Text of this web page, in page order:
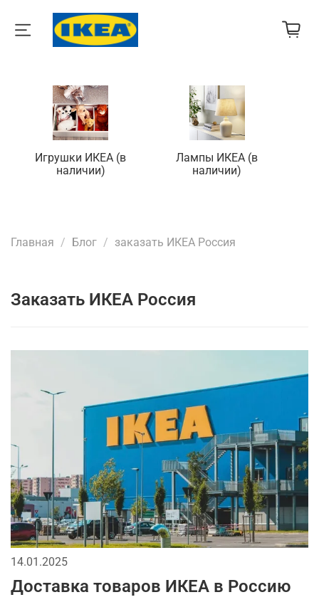
Игрушки ИКЕА (в
наличии)
Лампы ИКЕА (в
наличии)
Главная Блог заказать ИКЕА Россия
заказать ИКЕА Россия
14.01.2025
Доставка товаров ИКЕА в Россию